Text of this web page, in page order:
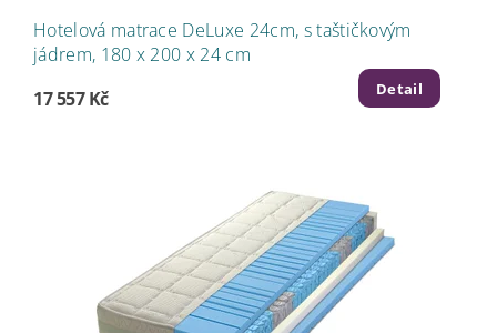
Hotelová matrace DeLuxe 24cm, s taštičkovým
jádrem, 180 x 200 x 24 cm
17 557 Kč
Detail